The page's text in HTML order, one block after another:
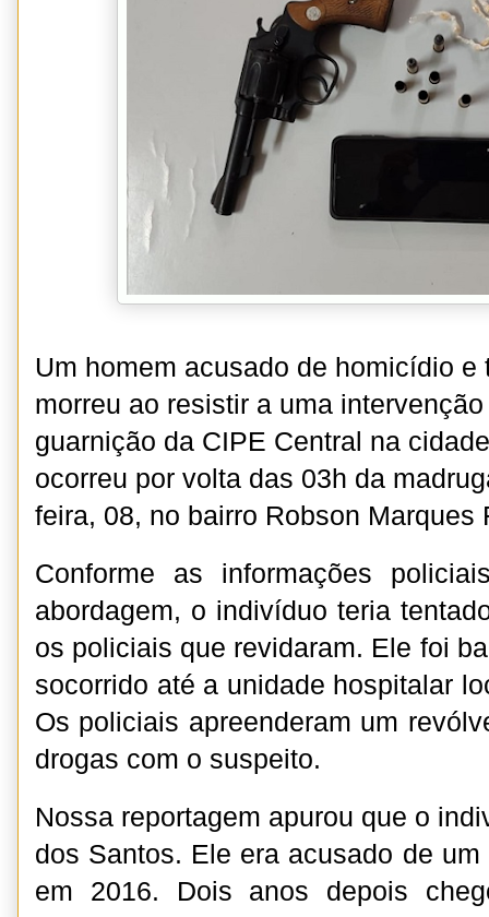
Um homem acusado de homicídio e
morreu ao resistir a uma
guarnição da CIPE Central na
ocorreu por volta das 03h da
feira, 08, no bairro Robson Marques
Conforme as informações
abordagem, o indivíduo teria
os policiais que revidaram. Ele foi
socorrido até a unidade hospitalar
Os policiais apreenderam um
drogas com o suspeito.
Nossa reportagem apurou que o
dos Santos. Ele era acusado de
em 2016. Dois anos depois